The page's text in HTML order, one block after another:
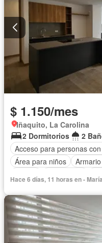
$ 1.150/mes
Iñaquito, La Carolina
2 Dormitorios
2
Acceso para personas
Área para niños
Conserje
Sauna
Vista panorámica
Hace 6 días, 11 horas en -